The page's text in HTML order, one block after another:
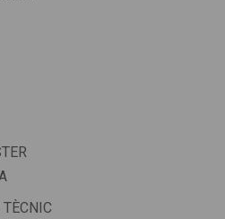
TÈCNIC